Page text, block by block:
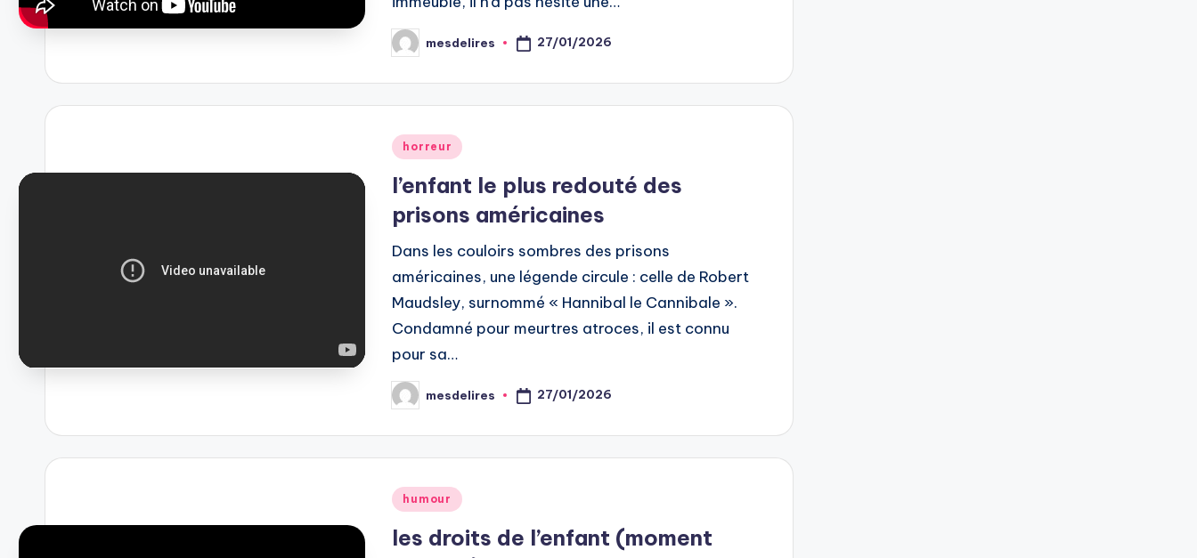
Posted
by
mesdelires 27/01/2026
Posted
horreur
l’enfant le plus redouté des
prisons américaines
Dans les couloirs sombres des prisons
américaines, une légende circule : celle de Robert
Maudsley, surnommé « Hannibal le Cannibale ».
Condamné pour meurtres atroces, il est connu
pour sa…
Posted
by
mesdelires 27/01/2026
Posted
humour
les droits de l’enfant (moment